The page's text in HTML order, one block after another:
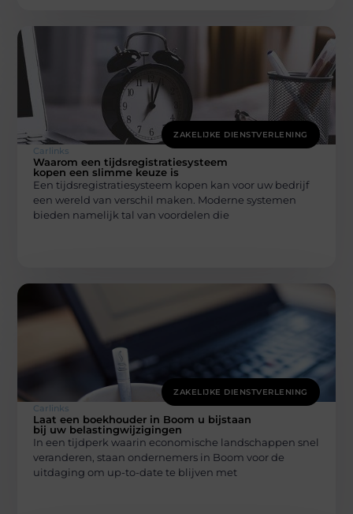
ZAKELIJKE DIENSTVERLENING
Carlinks
Waarom een tijdsregistratiesysteem
kopen een slimme keuze is
Een tijdsregistratiesysteem kopen kan voor uw bedrijf
een wereld van verschil maken. Moderne systemen
bieden namelijk tal van voordelen die
ZAKELIJKE DIENSTVERLENING
Carlinks
Laat een boekhouder in Boom u bijstaan
bij uw belastingwijzigingen
In een tijdperk waarin economische landschappen snel
veranderen, staan ondernemers in Boom voor de
uitdaging om up-to-date te blijven met